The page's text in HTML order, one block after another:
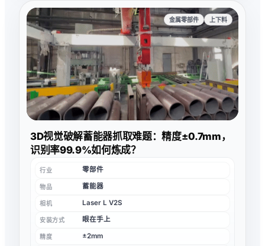
金属零部件 上下料
3D视觉破解蓄能器抓取难题：精度±0.7mm，
识别率99.9%如何炼成？
行业 零部件
物品 蓄能器
相机 Laser L V2S
安装方式 眼在手上
精度 ±2mm